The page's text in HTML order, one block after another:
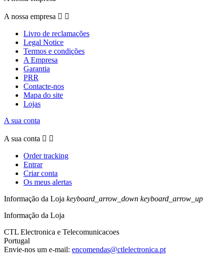
A nossa empresa  
Livro de reclamações
Legal Notice
Termos e condições
A Empresa
Garantia
PRR
Contacte-nos
Mapa do site
Lojas
A sua conta
A sua conta  
Order tracking
Entrar
Criar conta
Os meus alertas
Informação da Loja keyboard_arrow_down keyboard_arrow_up
Informação da Loja
CTL Electronica e Telecomunicacoes
Portugal
Envie-nos um e-mail: encomendas@ctlelectronica.pt